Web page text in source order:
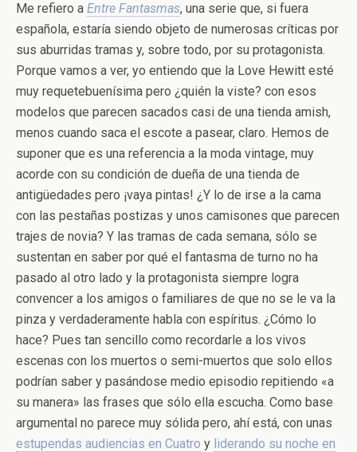
Me refiero a Entre Fantasmas, una serie que, si fuera
española, estaría siendo objeto de numerosas críticas por
sus aburridas tramas y, sobre todo, por su protagonista.
Porque vamos a ver, yo entiendo que la Love Hewitt esté
muy requetebuenísima pero ¿quién la viste? con esos
modelos que parecen sacados casi de una tienda amish,
menos cuando saca el escote a pasear, claro. Hemos de
suponer que es una referencia a la moda vintage, muy
acorde con su condición de dueña de una tienda de
antigüedades pero ¡vaya pintas! ¿Y lo de irse a la cama
con las pestañas postizas y unos camisones que parecen
trajes de novia? Y las tramas de cada semana, sólo se
sustentan en saber por qué el fantasma de turno no ha
pasado al otro lado y la protagonista siempre logra
convencer a los amigos o familiares de que no se le va la
pinza y verdaderamente habla con espíritus. ¿Cómo lo
hace? Pues tan sencillo como recordarle a los vivos
escenas con los muertos o semi-muertos que solo ellos
podrían saber y pasándose medio episodio repitiendo «a
su manera» las frases que sólo ella escucha. Como base
argumental no parece muy sólida pero, ahí está, con unas
estupendas audiencias en Cuatro y liderando su noche en